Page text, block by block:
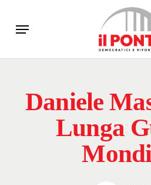
main
Menu
Daniele
Lunga